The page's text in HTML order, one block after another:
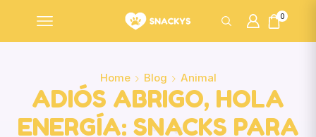
0
Home Blog Animal
ADIÓS ABRIGO, HOLA
ENERGÍA: SNACKS PARA